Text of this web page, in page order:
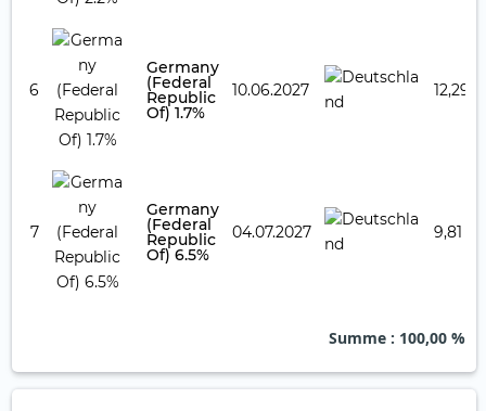
6
Germany
(Federal
Republic
Of) 1.7%
10.06.2027 12,29 %
7
Germany
(Federal
Republic
Of) 6.5%
04.07.2027 9,81 %
Summe : 100,00 %